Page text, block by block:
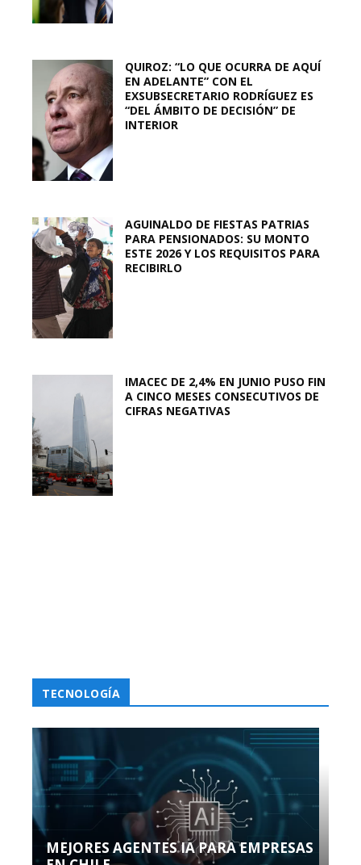
QUIROZ: “LO QUE OCURRA DE AQUÍ
EN ADELANTE” CON EL
EXSUBSECRETARIO RODRÍGUEZ ES
“DEL ÁMBITO DE DECISIÓN” DE
INTERIOR
AGUINALDO DE FIESTAS PATRIAS
PARA PENSIONADOS: SU MONTO
ESTE 2026 Y LOS REQUISITOS PARA
RECIBIRLO
IMACEC DE 2,4% EN JUNIO PUSO FIN
A CINCO MESES CONSECUTIVOS DE
CIFRAS NEGATIVAS
TECNOLOGÍA
MEJORES AGENTES IA PARA EMPRESAS